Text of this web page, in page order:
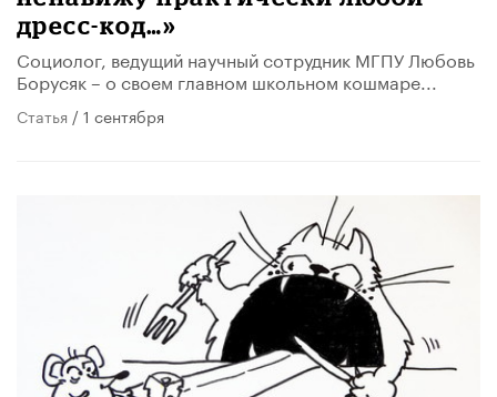
дресс-код…»
Социолог, ведущий научный сотрудник МГПУ Любовь
Борусяк – о своем главном школьном кошмаре...
Статья / 1 сентября